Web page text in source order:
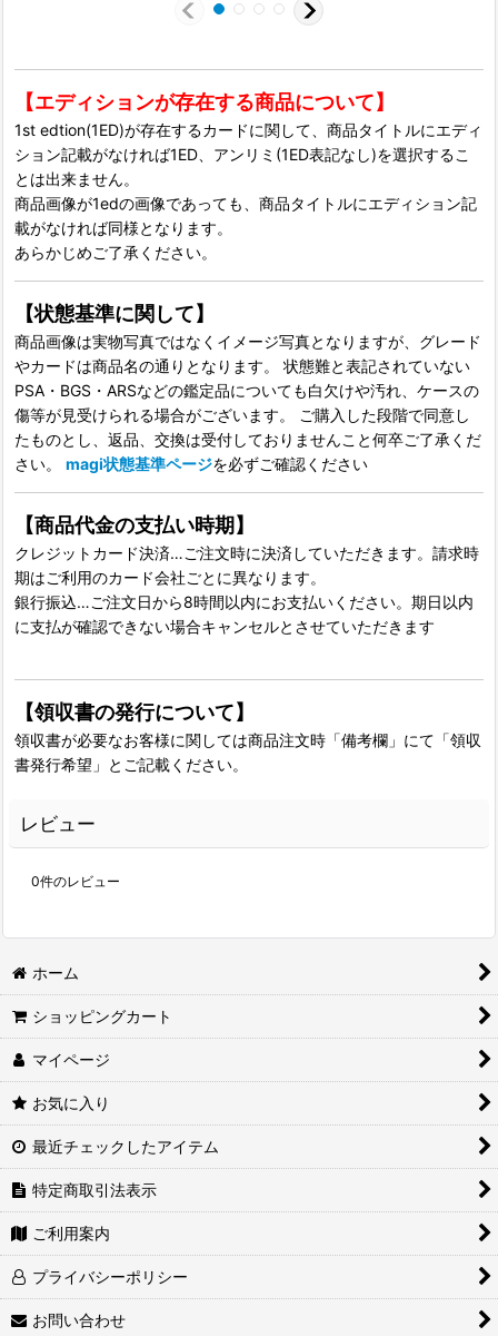
【エディションが存在する商品について】
1st edtion(1ED)が存在するカードに関して、商品タイトルにエディ
ション記載がなければ1ED、アンリミ(1ED表記なし)を選択するこ
とは出来ません。
商品画像が1edの画像であっても、商品タイトルにエディション記
載がなければ同様となります。
あらかじめご了承ください。
【状態基準に関して】
商品画像は実物写真ではなくイメージ写真となりますが、グレード
やカードは商品名の通りとなります。 状態難と表記されていない
PSA・BGS・ARSなどの鑑定品についても白欠けや汚れ、ケースの
傷等が見受けられる場合がございます。 ご購入した段階で同意し
たものとし、返品、交換は受付しておりませんこと何卒ご了承くだ
さい。 magi状態基準ページを必ずご確認ください
【商品代金の支払い時期】
クレジットカード決済…ご注文時に決済していただきます。請求時
期はご利用のカード会社ごとに異なります。
銀行振込…ご注文日から8時間以内にお支払いください。期日以内
に支払が確認できない場合キャンセルとさせていただきます
【領収書の発行について】
領収書が必要なお客様に関しては商品注文時「備考欄」にて「領収
書発行希望」とご記載ください。
レビュー
0件のレビュー
ホーム
ショッピングカート
マイページ
お気に入り
最近チェックしたアイテム
特定商取引法表示
ご利用案内
プライバシーポリシー
お問い合わせ